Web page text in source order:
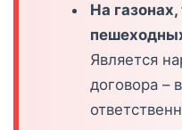
На
Является
договора –